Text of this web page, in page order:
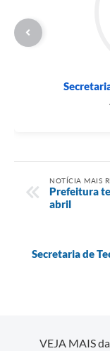
NOTÍCIA MAIS
Prefeitura
abril
Secretaria de
VEJA MAIS